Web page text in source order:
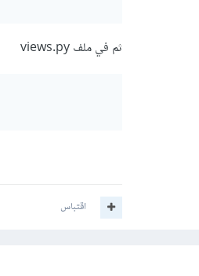
ثم في ملف views.py
اقتباس